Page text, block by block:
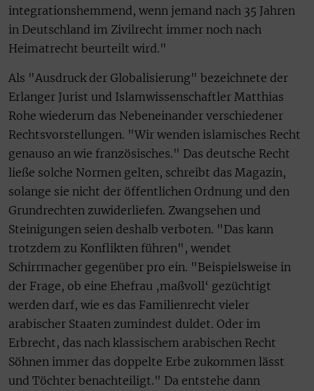
integrationshemmend, wenn jemand nach 35 Jahren
in Deutschland im Zivilrecht immer noch nach
Heimatrecht beurteilt wird."
Als "Ausdruck der Globalisierung" bezeichnete der
Erlanger Jurist und Islamwissenschaftler Matthias
Rohe wiederum das Nebeneinander verschiedener
Rechtsvorstellungen. "Wir wenden islamisches Recht
genauso an wie französisches." Das deutsche Recht
ließe solche Normen gelten, schreibt das Magazin,
solange sie nicht der öffentlichen Ordnung und den
Grundrechten zuwiderliefen. Zwangsehen und
Steinigungen seien deshalb verboten. "Das kann
trotzdem zu Konflikten führen", wendet
Schirrmacher gegenüber pro ein. "Beispielsweise in
der Frage, ob eine Ehefrau ‚maßvoll‘ gezüchtigt
werden darf, wie es das Familienrecht vieler
arabischer Staaten zumindest duldet. Oder im
Erbrecht, das nach klassischem arabischen Recht
Söhnen immer das doppelte Erbe zukommen lässt
und Töchter benachteiligt." Da entstehe dann